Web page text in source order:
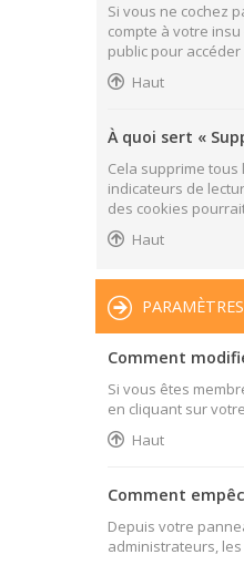
Si vous ne cochez
compte à votre
public pour
Haut
À quoi sert «
Cela supprime
indicateurs de
des cookies
Haut
Comment
Si vous êtes
en cliquant sur
Haut
Comment
Depuis votre
administrateurs,